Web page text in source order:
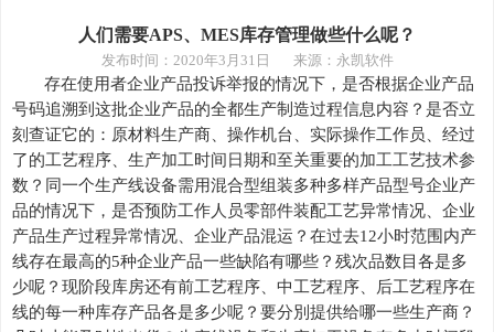
人们需要APS、MES库存管理做些什么呢？
发布时间： 2020年3月31日 来源：永凯软件
存在使用者企业产品投诉举报的情况下，是否根据企业产品
号码追溯到这批企业产品的全都生产制造过程信息内容？是否立
刻查证它的：原材料生产商、操作机台、实际操作工作员、经过
了的工艺程序、生产加工时间日期和至关重要的加工工艺技术参
数？同一个生产线设备需用混合型组装多种多样产品型号企业产
品的情况下，是否预防工作人员零部件装配工艺异常情况、企业
产品生产过程异常情况、企业产品混运？在过去12小时范围内产
线存在最高的5种企业产品一些缺陷有哪些？残次品数目各是多
少呢？现阶段库房还有前工艺程序、中工艺程序、后工艺程序在
线的每一种库存产品各是多少呢？要分別提供给哪一些生产商？